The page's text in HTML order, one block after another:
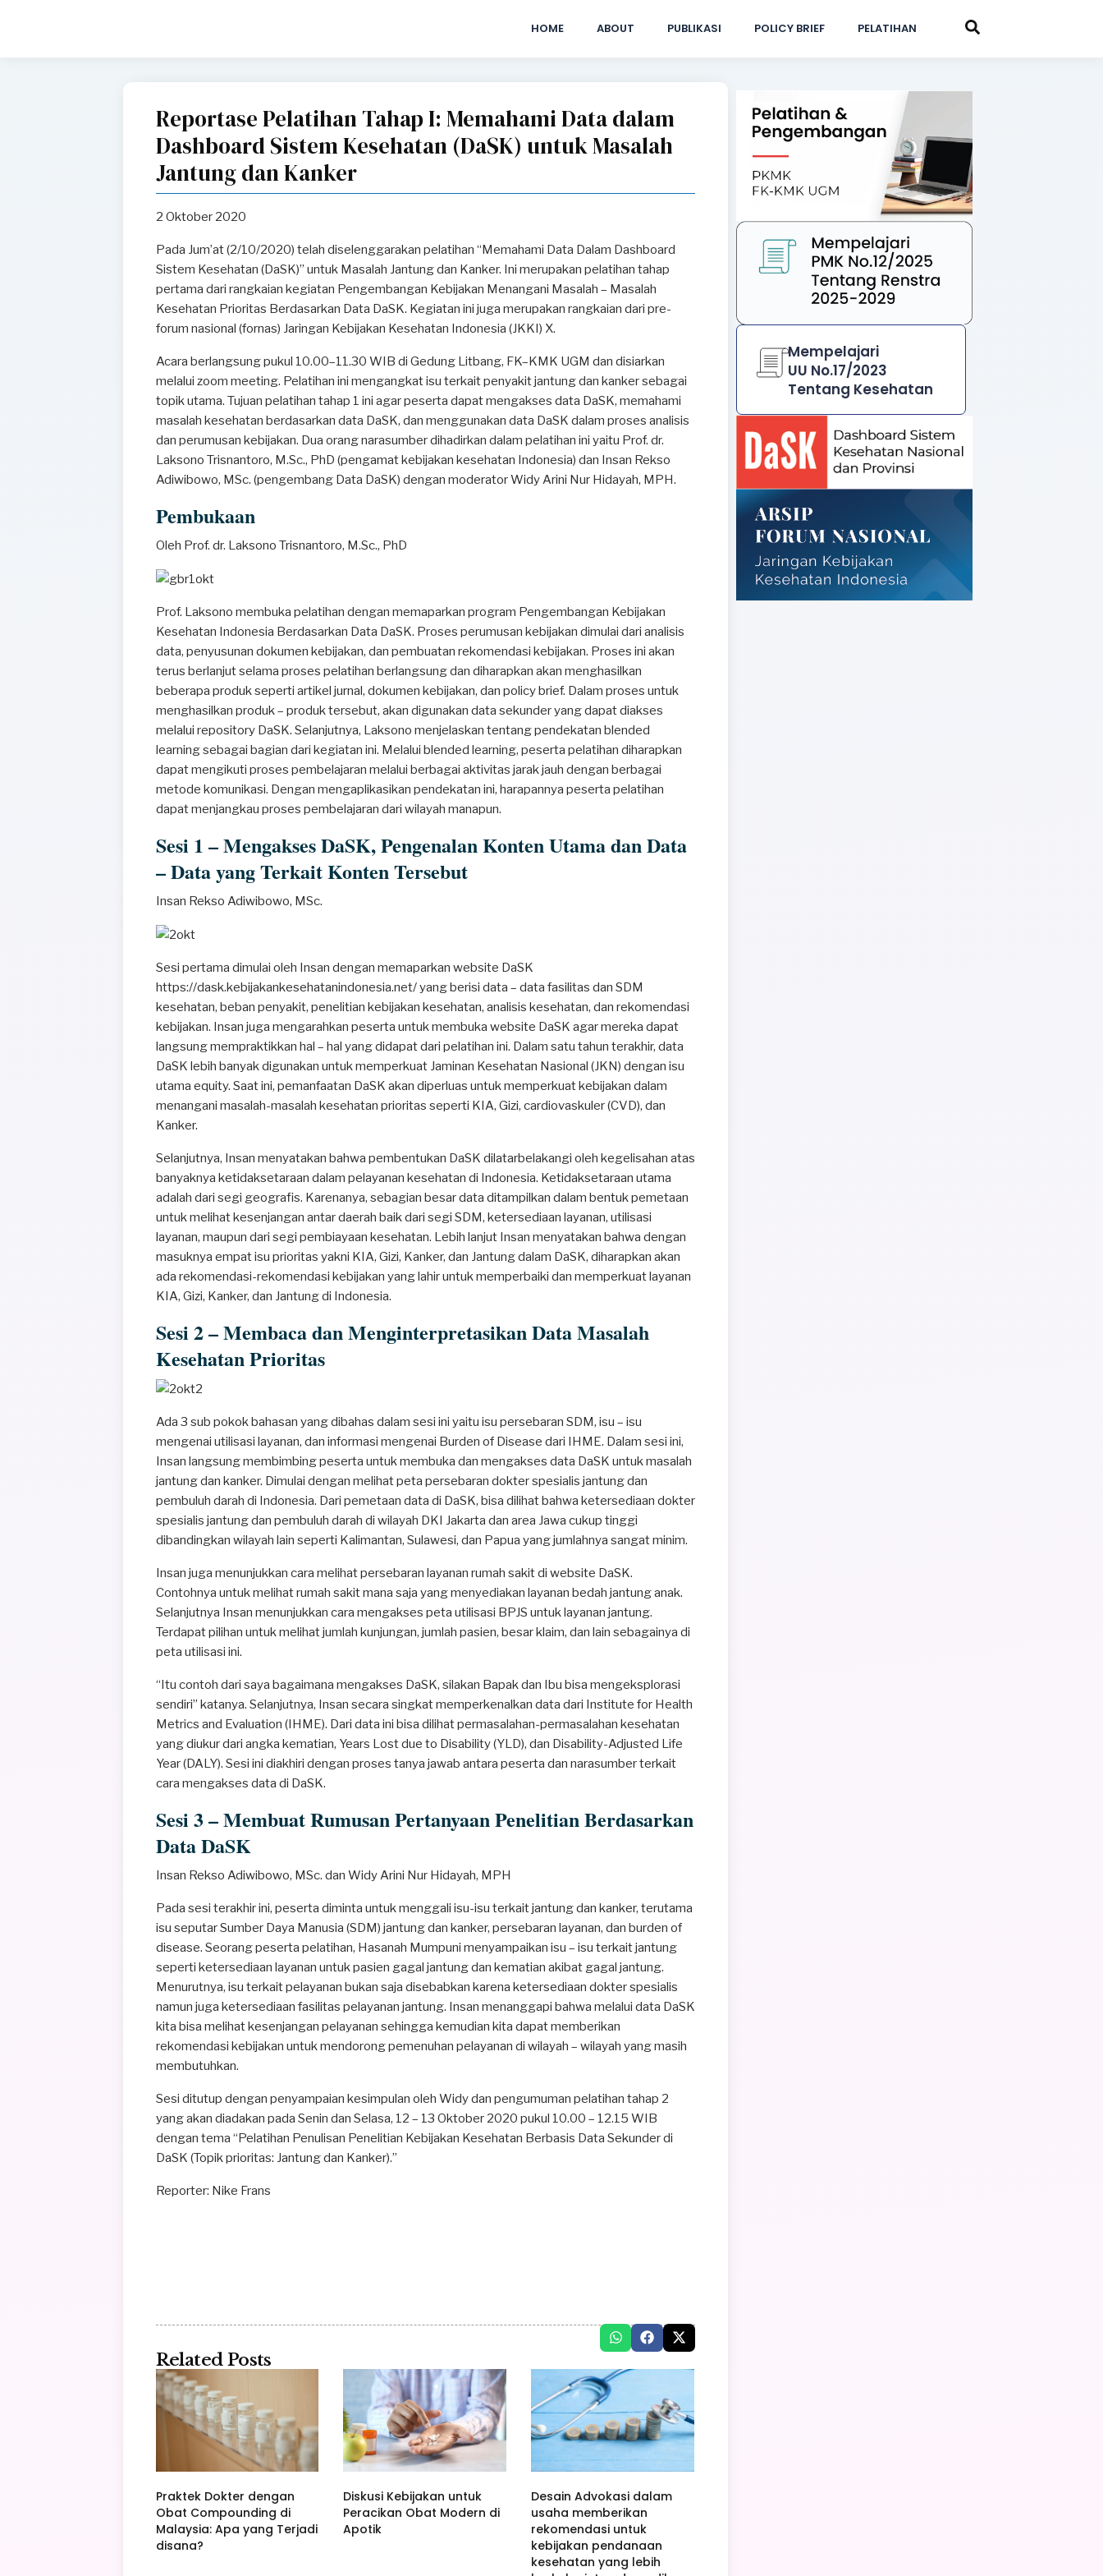
HOME ABOUT PUBLIKASI POLICY BRIEF PELATIHAN
Reportase Pelatihan Tahap I: Memahami Data dalam
Dashboard Sistem Kesehatan (DaSK) untuk Masalah
Jantung dan Kanker
2 Oktober 2020
Pada Jum’at (2/10/2020) telah diselenggarakan pelatihan “Memahami Data Dalam Dashboard
Sistem Kesehatan (DaSK)” untuk Masalah Jantung dan Kanker. Ini merupakan pelatihan tahap
pertama dari rangkaian kegiatan Pengembangan Kebijakan Menangani Masalah – Masalah
Kesehatan Prioritas Berdasarkan Data DaSK. Kegiatan ini juga merupakan rangkaian dari pre-
forum nasional (fornas) Jaringan Kebijakan Kesehatan Indonesia (JKKI) X.
Acara berlangsung pukul 10.00–11.30 WIB di Gedung Litbang, FK–KMK UGM dan disiarkan
melalui zoom meeting. Pelatihan ini mengangkat isu terkait penyakit jantung dan kanker sebagai
topik utama. Tujuan pelatihan tahap 1 ini agar peserta dapat mengakses data DaSK, memahami
masalah kesehatan berdasarkan data DaSK, dan menggunakan data DaSK dalam proses analisis
dan perumusan kebijakan. Dua orang narasumber dihadirkan dalam pelatihan ini yaitu Prof. dr.
Laksono Trisnantoro, M.Sc., PhD (pengamat kebijakan kesehatan Indonesia) dan Insan Rekso
Adiwibowo, MSc. (pengembang Data DaSK) dengan moderator Widy Arini Nur Hidayah, MPH.
Pembukaan
Oleh Prof. dr. Laksono Trisnantoro, M.Sc., PhD
Prof. Laksono membuka pelatihan dengan memaparkan program Pengembangan Kebijakan
Kesehatan Indonesia Berdasarkan Data DaSK. Proses perumusan kebijakan dimulai dari analisis
data, penyusunan dokumen kebijakan, dan pembuatan rekomendasi kebijakan. Proses ini akan
terus berlanjut selama proses pelatihan berlangsung dan diharapkan akan menghasilkan
beberapa produk seperti artikel jurnal, dokumen kebijakan, dan policy brief. Dalam proses untuk
menghasilkan produk – produk tersebut, akan digunakan data sekunder yang dapat diakses
melalui repository DaSK. Selanjutnya, Laksono menjelaskan tentang pendekatan blended
learning sebagai bagian dari kegiatan ini. Melalui blended learning, peserta pelatihan diharapkan
dapat mengikuti proses pembelajaran melalui berbagai aktivitas jarak jauh dengan berbagai
metode komunikasi. Dengan mengaplikasikan pendekatan ini, harapannya peserta pelatihan
dapat menjangkau proses pembelajaran dari wilayah manapun.
Sesi 1 – Mengakses DaSK, Pengenalan Konten Utama dan Data
– Data yang Terkait Konten Tersebut
Insan Rekso Adiwibowo, MSc.
Sesi pertama dimulai oleh Insan dengan memaparkan website DaSK
https://dask.kebijakankesehatanindonesia.net/ yang berisi data – data fasilitas dan SDM
kesehatan, beban penyakit, penelitian kebijakan kesehatan, analisis kesehatan, dan rekomendasi
kebijakan. Insan juga mengarahkan peserta untuk membuka website DaSK agar mereka dapat
langsung mempraktikkan hal – hal yang didapat dari pelatihan ini. Dalam satu tahun terakhir, data
DaSK lebih banyak digunakan untuk memperkuat Jaminan Kesehatan Nasional (JKN) dengan isu
utama equity. Saat ini, pemanfaatan DaSK akan diperluas untuk memperkuat kebijakan dalam
menangani masalah-masalah kesehatan prioritas seperti KIA, Gizi, cardiovaskuler (CVD), dan
Kanker.
Selanjutnya, Insan menyatakan bahwa pembentukan DaSK dilatarbelakangi oleh kegelisahan atas
banyaknya ketidaksetaraan dalam pelayanan kesehatan di Indonesia. Ketidaksetaraan utama
adalah dari segi geografis. Karenanya, sebagian besar data ditampilkan dalam bentuk pemetaan
untuk melihat kesenjangan antar daerah baik dari segi SDM, ketersediaan layanan, utilisasi
layanan, maupun dari segi pembiayaan kesehatan. Lebih lanjut Insan menyatakan bahwa dengan
masuknya empat isu prioritas yakni KIA, Gizi, Kanker, dan Jantung dalam DaSK, diharapkan akan
ada rekomendasi-rekomendasi kebijakan yang lahir untuk memperbaiki dan memperkuat layanan
KIA, Gizi, Kanker, dan Jantung di Indonesia.
Sesi 2 – Membaca dan Menginterpretasikan Data Masalah
Kesehatan Prioritas
Ada 3 sub pokok bahasan yang dibahas dalam sesi ini yaitu isu persebaran SDM, isu – isu
mengenai utilisasi layanan, dan informasi mengenai Burden of Disease dari IHME. Dalam sesi ini,
Insan langsung membimbing peserta untuk membuka dan mengakses data DaSK untuk masalah
jantung dan kanker. Dimulai dengan melihat peta persebaran dokter spesialis jantung dan
pembuluh darah di Indonesia. Dari pemetaan data di DaSK, bisa dilihat bahwa ketersediaan dokter
spesialis jantung dan pembuluh darah di wilayah DKI Jakarta dan area Jawa cukup tinggi
dibandingkan wilayah lain seperti Kalimantan, Sulawesi, dan Papua yang jumlahnya sangat minim.
Insan juga menunjukkan cara melihat persebaran layanan rumah sakit di website DaSK.
Contohnya untuk melihat rumah sakit mana saja yang menyediakan layanan bedah jantung anak.
Selanjutnya Insan menunjukkan cara mengakses peta utilisasi BPJS untuk layanan jantung.
Terdapat pilihan untuk melihat jumlah kunjungan, jumlah pasien, besar klaim, dan lain sebagainya di
peta utilisasi ini.
“Itu contoh dari saya bagaimana mengakses DaSK, silakan Bapak dan Ibu bisa mengeksplorasi
sendiri” katanya. Selanjutnya, Insan secara singkat memperkenalkan data dari Institute for Health
Metrics and Evaluation (IHME). Dari data ini bisa dilihat permasalahan-permasalahan kesehatan
yang diukur dari angka kematian, Years Lost due to Disability (YLD), dan Disability-Adjusted Life
Year (DALY). Sesi ini diakhiri dengan proses tanya jawab antara peserta dan narasumber terkait
cara mengakses data di DaSK.
Sesi 3 – Membuat Rumusan Pertanyaan Penelitian Berdasarkan
Data DaSK
Insan Rekso Adiwibowo, MSc. dan Widy Arini Nur Hidayah, MPH
Pada sesi terakhir ini, peserta diminta untuk menggali isu-isu terkait jantung dan kanker, terutama
isu seputar Sumber Daya Manusia (SDM) jantung dan kanker, persebaran layanan, dan burden of
disease. Seorang peserta pelatihan, Hasanah Mumpuni menyampaikan isu – isu terkait jantung
seperti ketersediaan layanan untuk pasien gagal jantung dan kematian akibat gagal jantung.
Menurutnya, isu terkait pelayanan bukan saja disebabkan karena ketersediaan dokter spesialis
namun juga ketersediaan fasilitas pelayanan jantung. Insan menanggapi bahwa melalui data DaSK
kita bisa melihat kesenjangan pelayanan sehingga kemudian kita dapat memberikan
rekomendasi kebijakan untuk mendorong pemenuhan pelayanan di wilayah – wilayah yang masih
membutuhkan.
Sesi ditutup dengan penyampaian kesimpulan oleh Widy dan pengumuman pelatihan tahap 2
yang akan diadakan pada Senin dan Selasa, 12 – 13 Oktober 2020 pukul 10.00 – 12.15 WIB
dengan tema “Pelatihan Penulisan Penelitian Kebijakan Kesehatan Berbasis Data Sekunder di
DaSK (Topik prioritas: Jantung dan Kanker).”
Reporter: Nike Frans
Related Posts
Praktek Dokter dengan
Obat Compounding di
Malaysia: Apa yang Terjadi
disana?
Diskusi Kebijakan untuk
Peracikan Obat Modern di
Apotik
Desain Advokasi dalam
usaha memberikan
rekomendasi untuk
kebijakan pendanaan
kesehatan yang lebih
Mempelajari
UU No.17/2023
Tentang Kesehatan